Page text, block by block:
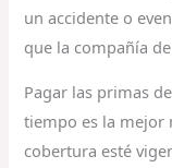
un accidente o
que la compañía
Pagar las primas
tiempo es la mejor
cobertura esté